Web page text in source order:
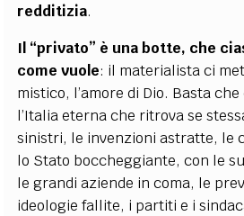
redditizia.
Il “privato” è una botte, che
come vuole: il materialista ci
mistico, l’amore di Dio. Basta
l’Italia eterna che ritrova se
sinistri, le invenzioni astratte, le
lo Stato boccheggiante, con le
le grandi aziende in coma, le
ideologie fallite, i partiti e i